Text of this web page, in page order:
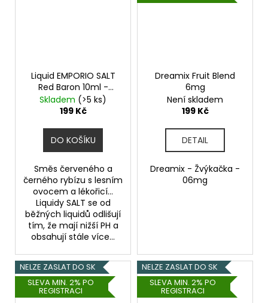
Liquid EMPORIO SALT
Red Baron 10ml -
20mg
Skladem (>5 ks)
199 Kč
DO KOŠÍKU
Směs červeného a
černého rybízu s lesním
ovocem a lékořicí...
Liquidy SALT se od
běžných liquidů odlišují
tím, že mají nižší PH a
obsahují stále více...
Dreamix Fruit Blend
6mg
Není skladem
199 Kč
DETAIL
Dreamix - Žvýkačka -
06mg
NELZE ZASLAT DO SK
SLEVA MIN. 2% PO
REGISTRACI
NELZE ZASLAT DO SK
SLEVA MIN. 2% PO
REGISTRACI